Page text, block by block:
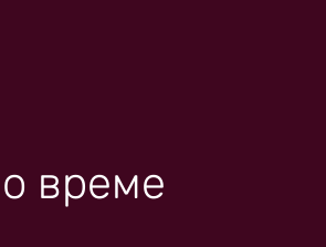
време